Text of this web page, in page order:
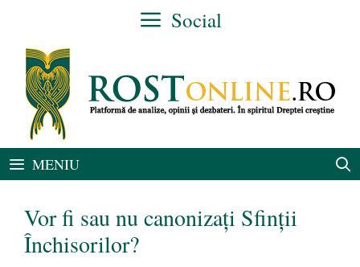
conținut
Social
MENIU
Vor fi sau nu canonizați Sfinții
Închisorilor?